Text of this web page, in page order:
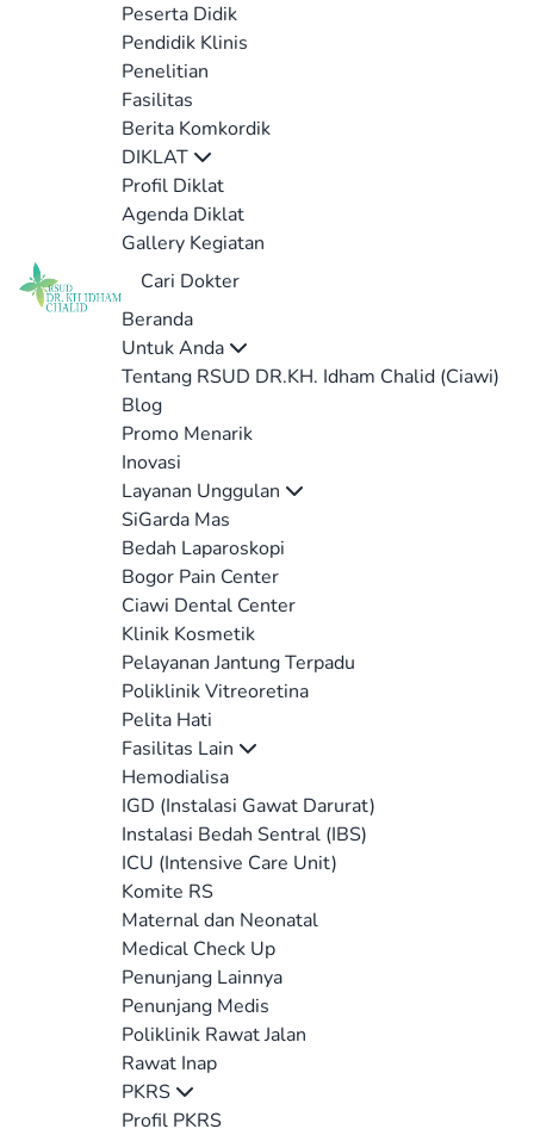
Peserta Didik
Pendidik Klinis
Penelitian
Fasilitas
Berita Komkordik
DIKLAT
Profil Diklat
Agenda Diklat
Gallery Kegiatan
Cari Dokter
Beranda
Untuk Anda
Tentang RSUD DR.KH. Idham Chalid (Ciawi)
Blog
Promo Menarik
Inovasi
Layanan Unggulan
SiGarda Mas
Bedah Laparoskopi
Bogor Pain Center
Ciawi Dental Center
Klinik Kosmetik
Pelayanan Jantung Terpadu
Poliklinik Vitreoretina
Pelita Hati
Fasilitas Lain
Hemodialisa
IGD (Instalasi Gawat Darurat)
Instalasi Bedah Sentral (IBS)
ICU (Intensive Care Unit)
Komite RS
Maternal dan Neonatal
Medical Check Up
Penunjang Lainnya
Penunjang Medis
Poliklinik Rawat Jalan
Rawat Inap
PKRS
Profil PKRS